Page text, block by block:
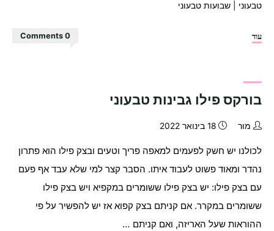
טבעוני |שבועות טבעוני
עוד"בית
0 Comments
בורקס פילו גבינות טבעוני
מור 18 בינואר 2022
לכולנו יש חשק לפעמים למאפה פריך וטעים ובצק פילו הוא פתרון
נהדר ומאוד פשוט לעבוד איתו. הסבר קצר למי שלא עבד אף פעם
עם בצק פילו: יש בצק פילו ששומרים במקפיא ויש בצק פילו
ששומרים במקרר. אם קניתם בצק קפוא אז יש להפשיר על פי
ההוראות שעל האריזה, ואם קניתם …